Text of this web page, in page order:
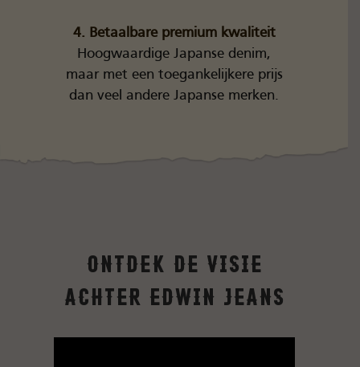
4. Betaalbare premium kwaliteit
Hoogwaardige Japanse denim,
maar met een toegankelijkere prijs
dan veel andere Japanse merken.
Ontdek de visie
achter Edwin Jeans